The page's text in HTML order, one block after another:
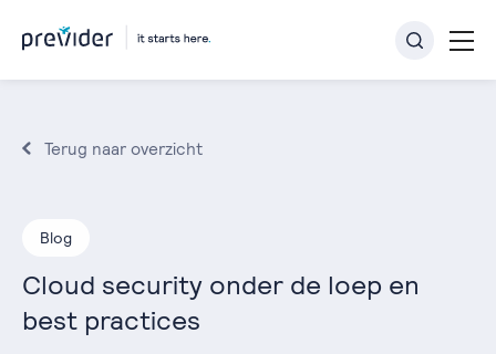
Terug naar overzicht
Blog
Cloud security onder de loep en
best practices